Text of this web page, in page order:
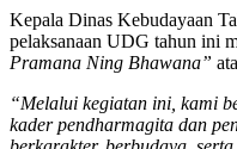
Kepala Dinas Kebudayaan
pelaksanaan UDG tahun ini
Pramana Ning Bhawana”
“Melalui kegiatan ini, kami
kader pendharmagita dan